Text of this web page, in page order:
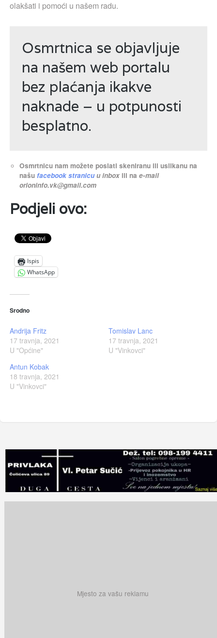
olakšati i pomoći u našem radu.
Osmrtnica se objavljuje
na našem web portalu
bez plaćanja ikakve
naknade – u potpunosti
besplatno.
Osmrtnicu nam možete poslati skeniranu ili uslikanu na
našufacebook stranicuu inbox ili nae-mail
orioninfo.vk@gmail.com
Podjeli ovo:
Ispis
WhatsApp
Srodno
Andrija Fritz
17 travnja, 2021
U "Općine"
Tomislav Lanc
17 travnja, 2021
U "Vinkovci"
Antun Kobak
18 travnja, 2021
U "Vinkovci"
Mjesto za vašu reklamu